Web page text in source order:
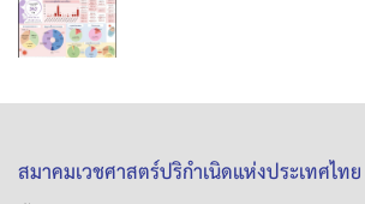
สมาคมเวชศาสตร์ปริกำเนิดแห่งประเทศไทย